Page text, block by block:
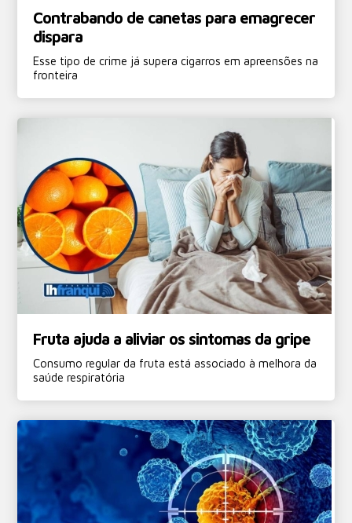
Contrabando de canetas para emagrecer
dispara
Esse tipo de crime já supera cigarros em apreensões na
fronteira
Fruta ajuda a aliviar os sintomas da gripe
Consumo regular da fruta está associado à melhora da
saúde respiratória